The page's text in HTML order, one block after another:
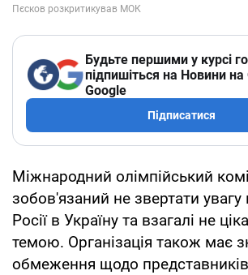
Будьте першими у курсі
підпишіться на Новини на
Google
Підписатися
Міжнародний олімпійський
зобов'язаний не звертати увагу
Росії в Україну та взагалі не
темою. Організація також має
обмеження щодо